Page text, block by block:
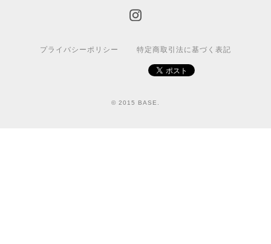
プライバシーポリシー 特定商取引法に基づく表記
© 2015 BASE.